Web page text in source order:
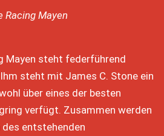
Racing Mayen
Mayen steht federführend
steht mit James C. Stone ein
über eines der besten
verfügt. Zusammen werden
des entstehenden